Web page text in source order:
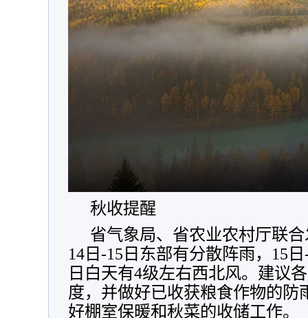
秋收提醒
省气象局、省农业农村厅联
14日-15日东部有分散阵雨，15
日白天有4级左右西北风。建议
度，并做好已收获粮食作物的防
好棚室保暖和秋菜的收储工作。